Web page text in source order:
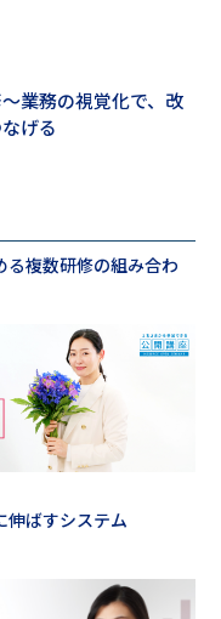
業務の視覚化で、改
げる
複数研修の組み合わ
伸ばすシステム